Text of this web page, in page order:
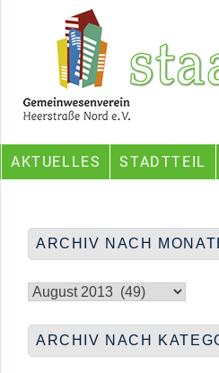
Ein Projekt des Gemeinwesenvereins
AKTUELLES STADTTEIL
ARCHIV NACH
nach
ARCHIV NACH